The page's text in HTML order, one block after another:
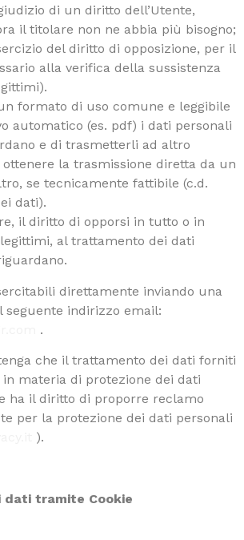
di un diritto dell’Utente,
il titolare non ne abbia più bisogno;
del diritto di opposizione, per il
alla verifica della sussistenza
formato di uso comune e leggibile
automatico (es. pdf) i dati personali
e di trasmetterli ad altro
la trasmissione diretta da un
se tecnicamente fattibile (c.d.
dati).
il diritto di opporsi in tutto o in
al trattamento dei dati
direttamente inviando una
seguente indirizzo email:
.
che il trattamento dei dati forniti
materia di protezione dei dati
ha il diritto di proporre reclamo
per la protezione dei dati personali
).
dati tramite Cookie